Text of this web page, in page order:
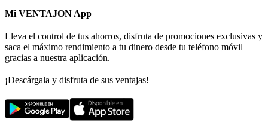
Mi VENTAJON App
Lleva el control de tus ahorros, disfruta de promociones exclusivas y
saca el máximo rendimiento a tu dinero desde tu teléfono móvil
gracias a nuestra aplicación.
¡Descárgala y disfruta de sus ventajas!